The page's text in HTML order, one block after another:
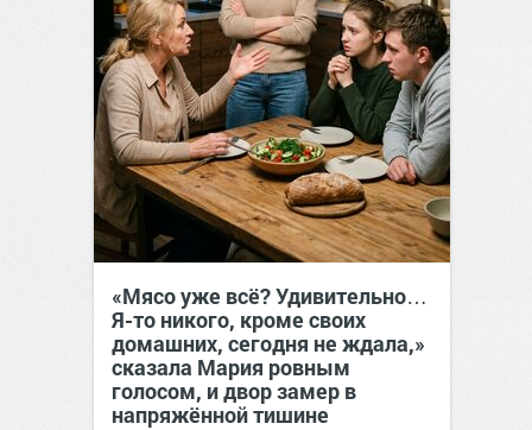
«Мясо уже всё? Удивительно…
Я-то никого, кроме своих
домашних, сегодня не ждала,»
сказала Мария ровным
голосом, и двор замер в
напряжённой тишине